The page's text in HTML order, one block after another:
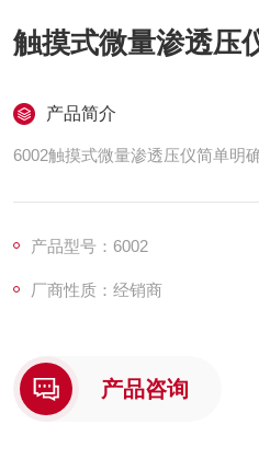
触摸式微量渗透压
产品简介
6002触摸式微量渗透压仪简单明
产品型号：6002
厂商性质：经销商
产品咨询